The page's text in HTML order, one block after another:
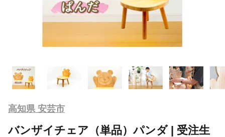
高知県 安芸市
バンザイチェア（単品）パンダ | 受注生